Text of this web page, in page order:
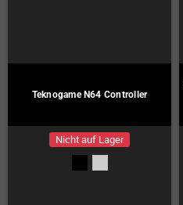
Teknogame N64 Controller
Nicht auf Lager